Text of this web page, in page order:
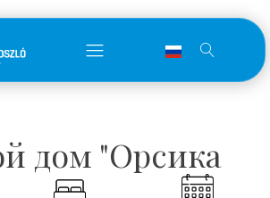
дом "Орсика